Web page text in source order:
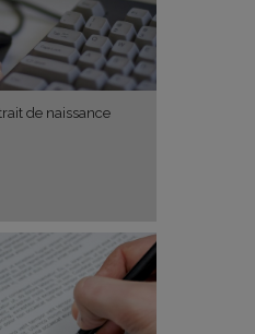
de naissance